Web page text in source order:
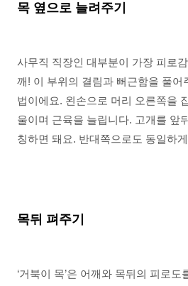
목 옆으로 늘려주기
사무직 직장인 대부분이 가장 피로
깨! 이 부위의 결림과 뻐근함을 풀어
법이에요. 왼손으로 머리 오른쪽을
울이며 근육을 늘립니다. 고개를 앞
칭하면 돼요. 반대쪽으로도 동일하
목뒤 펴주기
‘거북이 목’은 어깨와 목뒤의 피로